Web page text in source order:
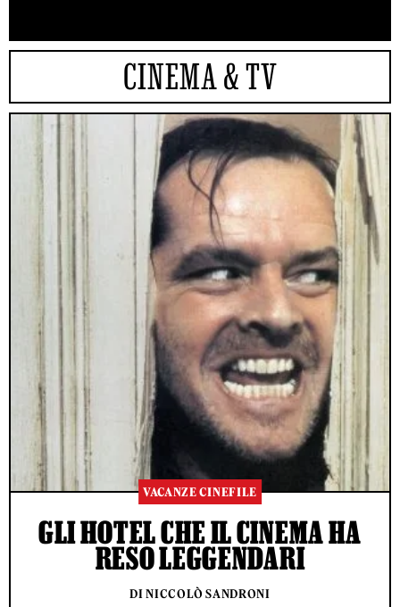
CINEMA & TV
VACANZE CINEFILE
GLI HOTEL CHE IL CINEMA HA
RESO LEGGENDARI
DI NICCOLÒ SANDRONI